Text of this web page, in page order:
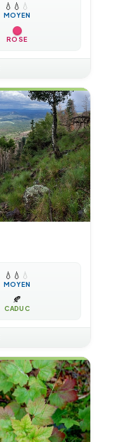
💧 💧 💧
MOYEN
ROSE
💧 💧 💧
MOYEN
🍂
CADUC